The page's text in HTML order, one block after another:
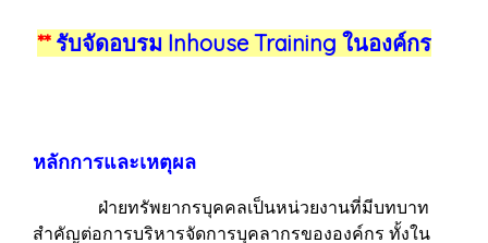
**รับจัดอบรม Inhouse Training ในองค์กร
หลักการและเหตุผล
ฝ่ายทรัพยากรบุคคลเป็นหน่วยงานที่มีบทบาท
สำคัญต่อการบริหารจัดการบุคลากรขององค์กร ทั้งใน